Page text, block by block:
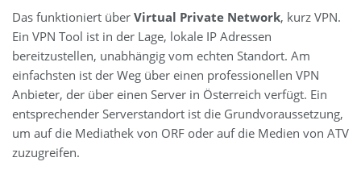
Das funktioniert über Virtual Private Network, kurz VPN.
Ein VPN Tool ist in der Lage, lokale IP Adressen
bereitzustellen, unabhängig vom echten Standort. Am
einfachsten ist der Weg über einen professionellen VPN
Anbieter, der über einen Server in Österreich verfügt. Ein
entsprechender Serverstandort ist die Grundvoraussetzung,
um auf die Mediathek von ORF oder auf die Medien von ATV
zuzugreifen.